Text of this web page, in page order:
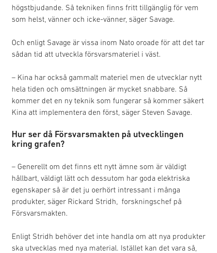
högstbjudande. Så tekniken finns fritt tillgänglig för vem
som helst, vänner och icke-vänner, säger Savage.
Och enligt Savage är vissa inom Nato oroade för att det tar
sådan tid att utveckla försvarsmateriel i väst.
– Kina har också gammalt materiel men de utvecklar nytt
hela tiden och omsättningen är mycket snabbare. Så
kommer det en ny teknik som fungerar så kommer säkert
Kina att implementera den först, säger Steven Savage.
Hur ser då Försvarsmakten på utvecklingen
kring grafen?
– Generellt om det finns ett nytt ämne som är väldigt
hållbart, väldigt lätt och dessutom har goda elektriska
egenskaper så är det ju oerhört intressant i många
produkter, säger Rickard Stridh, forskningschef på
Försvarsmakten.
Enligt Stridh behöver det inte handla om att nya produkter
ska utvecklas med nya material. Istället kan det vara så,